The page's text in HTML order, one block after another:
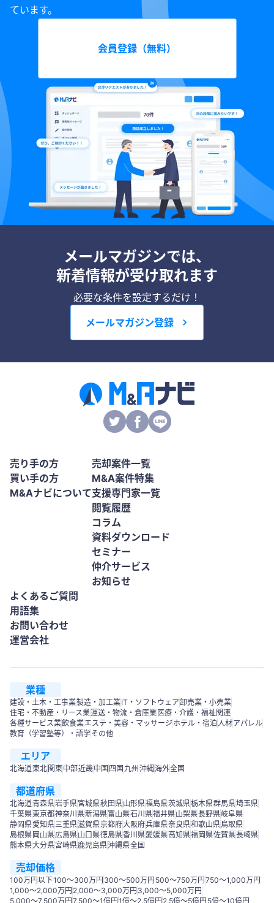
ています。
会員登録（無料）
メールマガジンでは、
新着情報が受け取れます
必要な条件を設定するだけ！
メールマガジン登録
売り手の方
買い手の方
M&Aナビについて
売却案件一覧
M&A案件特集
支援専門家一覧
閲覧履歴
コラム
資料ダウンロード
セミナー
仲介サービス
お知らせ
よくあるご質問
用語集
お問い合わせ
運営会社
業種
建設・土木・工事業製造・加工業IT・ソフトウェア卸売業・小売業
住宅・不動産・リース業運送・物流・倉庫業 医療・介護・福祉関連
各種サービス業飲食業エステ・美容・マッサージ ホテル・宿泊人材アパレル
教育（学習塾等）・語学その他
エリア
北海道東北 関東中部近畿中国 四国 九州 沖縄海外全国
都道府県
北海道青森県岩手県宮城県秋田県山形県福島県茨城県栃木県群馬県埼玉県
千葉県東京都神奈川県新潟県富山県石川県福井県山梨県長野県岐阜県
静岡県愛知県三重県滋賀県京都府大阪府兵庫県奈良県和歌山県鳥取県
島根県 岡山県広島県山口県徳島県香川県愛媛県高知県福岡県佐賀県長崎県
熊本県大分県宮崎県鹿児島県沖縄県全国
売却価格
100万円以下100〜300万円 300〜500万円 500～750万円 750〜1,000万円
1,000～2,000万円 2,000～3,000万円 3,000～5,000万円
5,000～7,500万円 7,500～1億円 1億～2.5億円 2.5億～5億円 5億～10億円